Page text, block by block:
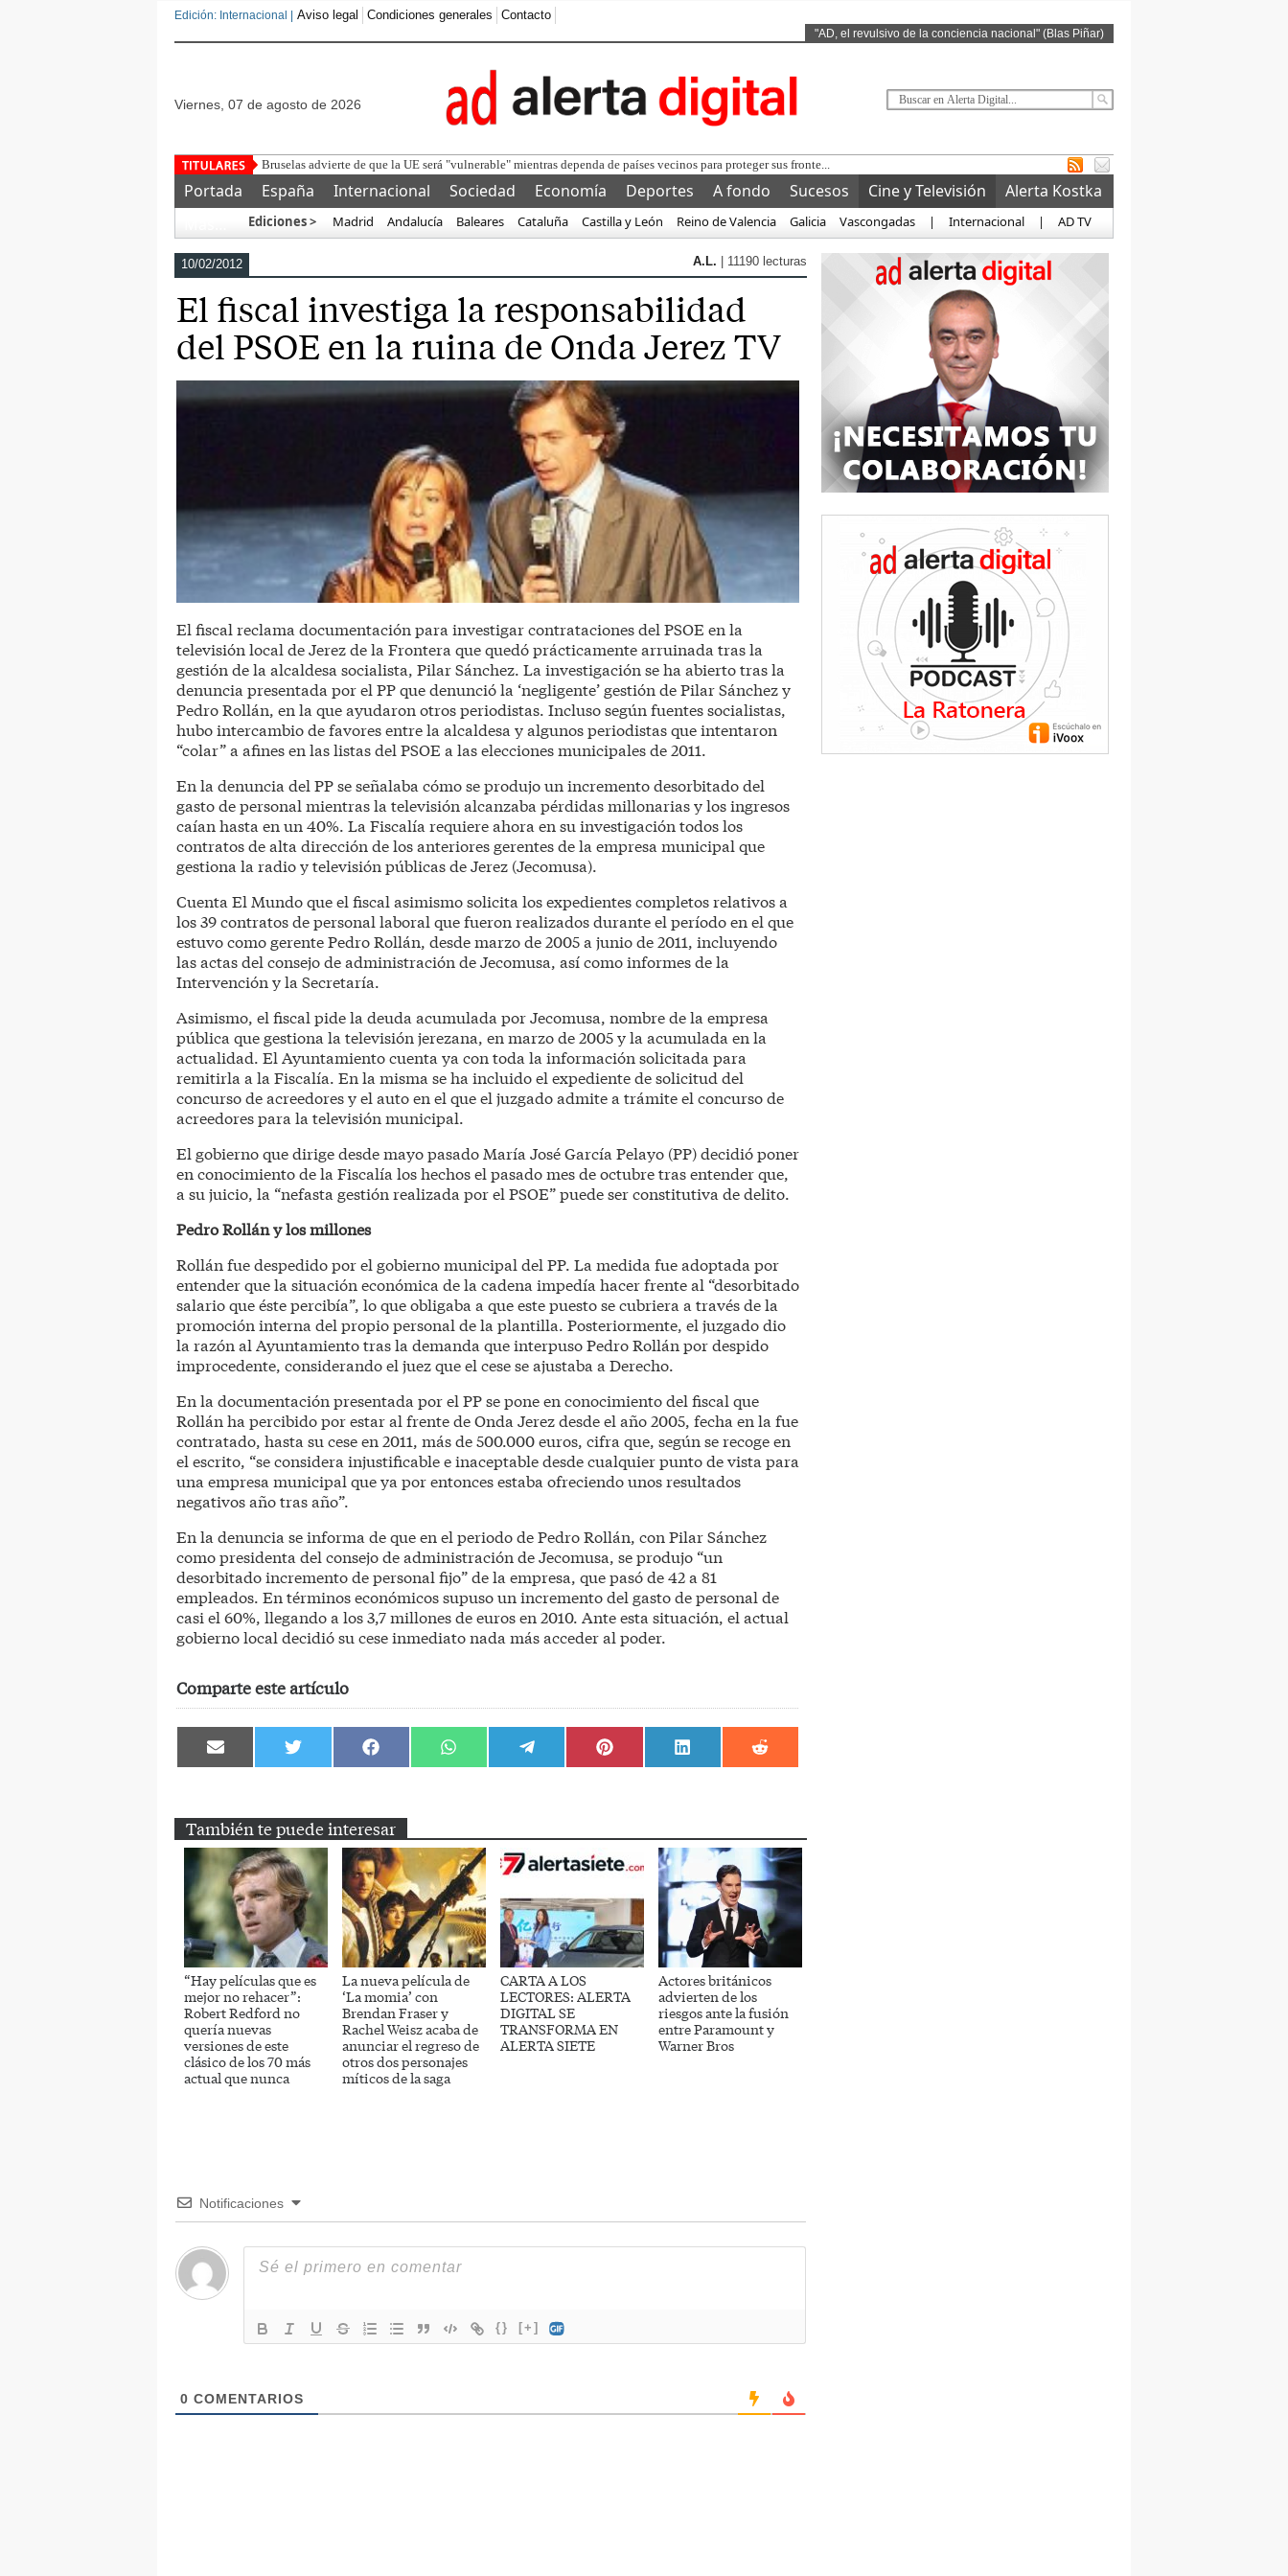
Edición: Internacional | Aviso legal Condiciones generales Contacto
"AD, el revulsivo de la conciencia nacional" (Blas Piñar)
viernes, 07 de agosto de 2026
D
Portada España Internacional Sociedad Economía Deportes A fondo Sucesos Cine y Televisión
Alerta Kostka
Ediciones > Madrid Andalucía Baleares Cataluña Castilla y León Reino de Valencia Galicia Vascongadas | Internacional | AD TV
10/02/2012 A.L. | 11190 lecturas
El fiscal investiga la responsabilidad
del PSOE en la ruina de Onda Jerez TV
El fiscal reclama documentación para investigar contrataciones del PSOE en la
televisión local de Jerez de la Frontera que quedó prácticamente arruinada tras la
gestión de la alcaldesa socialista, Pilar Sánchez. La investigación se ha abierto tras la
denuncia presentada por el PP que denunció la ‘negligente’ gestión de Pilar Sánchez y
Pedro Rollán, en la que ayudaron otros periodistas. Incluso según fuentes socialistas,
hubo intercambio de favores entre la alcaldesa y algunos periodistas que intentaron
“colar” a afines en las listas del PSOE a las elecciones municipales de 2011.
En la denuncia del PP se señalaba cómo se produjo un incremento desorbitado del
gasto de personal mientras la televisión alcanzaba pérdidas millonarias y los ingresos
caían hasta en un 40%. La Fiscalía requiere ahora en su investigación todos los
contratos de alta dirección de los anteriores gerentes de la empresa municipal que
gestiona la radio y televisión públicas de Jerez (Jecomusa).
Cuenta El Mundo que el fiscal asimismo solicita los expedientes completos relativos a
los 39 contratos de personal laboral que fueron realizados durante el período en el que
estuvo como gerente Pedro Rollán, desde marzo de 2005 a junio de 2011, incluyendo
las actas del consejo de administración de Jecomusa, así como informes de la
Intervención y la Secretaría.
Asimismo, el fiscal pide la deuda acumulada por Jecomusa, nombre de la empresa
pública que gestiona la televisión jerezana, en marzo de 2005 y la acumulada en la
actualidad. El Ayuntamiento cuenta ya con toda la información solicitada para
remitirla a la Fiscalía. En la misma se ha incluido el expediente de solicitud del
concurso de acreedores y el auto en el que el juzgado admite a trámite el concurso de
acreedores para la televisión municipal.
El gobierno que dirige desde mayo pasado María José García Pelayo (PP) decidió poner
en conocimiento de la Fiscalía los hechos el pasado mes de octubre tras entender que,
a su juicio, la “nefasta gestión realizada por el PSOE” puede ser constitutiva de delito.
Pedro Rollán y los millones
Rollán fue despedido por el gobierno municipal del PP. La medida fue adoptada por
entender que la situación económica de la cadena impedía hacer frente al “desorbitado
salario que éste percibía”, lo que obligaba a que este puesto se cubriera a través de la
promoción interna del propio personal de la plantilla. Posteriormente, el juzgado dio
la razón al Ayuntamiento tras la demanda que interpuso Pedro Rollán por despido
improcedente, considerando el juez que el cese se ajustaba a Derecho.
En la documentación presentada por el PP se pone en conocimiento del fiscal que
Rollán ha percibido por estar al frente de Onda Jerez desde el año 2005, fecha en la fue
contratado, hasta su cese en 2011, más de 500.000 euros, cifra que, según se recoge en
el escrito, “se considera injustificable e inaceptable desde cualquier punto de vista para
una empresa municipal que ya por entonces estaba ofreciendo unos resultados
negativos año tras año”.
En la denuncia se informa de que en el periodo de Pedro Rollán, con Pilar Sánchez
como presidenta del consejo de administración de Jecomusa, se produjo “un
desorbitado incremento de personal fijo” de la empresa, que pasó de 42 a 81
empleados. En términos económicos supuso un incremento del gasto de personal de
casi el 60%, llegando a los 3,7 millones de euros en 2010. Ante esta situación, el actual
gobierno local decidió su cese inmediato nada más acceder al poder.
Comparte este artículo
Compartir
en
Compartir
en
Compartir
en
Compartir
en
Compartir
en
Compartir
en
Compartir
en
Compartir
en
También te puede interesar
“Hay películas que es
mejor no rehacer”:
Robert Redford no
quería nuevas
versiones de este
clásico de los 70 más
actual que nunca
La nueva película de
‘La momia’ con
Brendan Fraser y
Rachel Weisz acaba de
anunciar el regreso de
otros dos personajes
míticos de la saga
CARTA A LOS
LECTORES: ALERTA
DIGITAL SE
TRANSFORMA EN
ALERTA SIETE
Actores británicos
advierten de los
riesgos ante la fusión
entre Paramount y
Warner Bros
Notificaciones
{} [+]
0 COMENTARIOS